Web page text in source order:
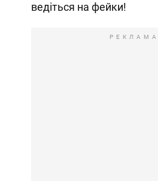
ведіться на фейки!
РЕКЛАМА